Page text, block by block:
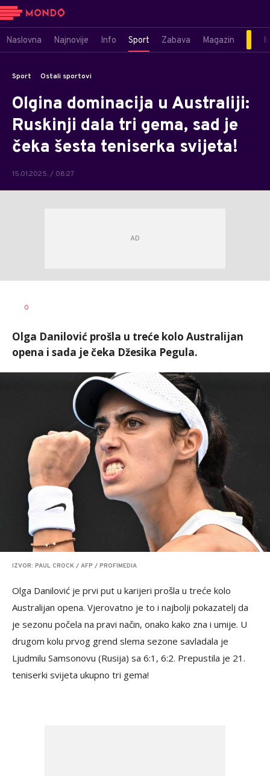
Naslovna Najnovije Info Sport Zabava Magazin
Sport Ostali sportovi
Olgina dominacija u Australiji:
Ruskinji dala tri gema, sad je
čeka šesta teniserka svijeta!
15.01.2025. / 08:27
AUTOR
0
Olga Danilović prošla u treće kolo Australijan
opena i sada je čeka Džesika Pegula.
IZVOR: PAUL CROCK / AFP / PROFIMEDIA
Olga Danilović je prvi put u karijeri prošla u treće kolo
Australijan opena. Vjerovatno je to i najbolji pokazatelj da
je sezonu počela na pravi način, onako kako zna i umije. U
drugom kolu prvog grend slema sezone savladala je
Ljudmilu Samsonovu (Rusija) sa 6:1, 6:2. Prepustila je 21.
teniserki svijeta ukupno tri gema!